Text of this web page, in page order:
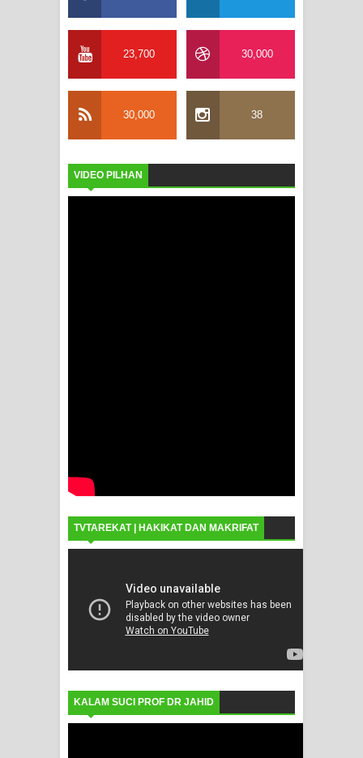
23,700 30,000
30,000 38
VIDEO PILHAN
TVTAREKAT | HAKIKAT DAN MAKRIFAT
KALAM SUCI PROF DR JAHID